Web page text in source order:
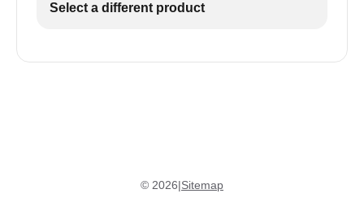
Select a different product
© 2026|Sitemap